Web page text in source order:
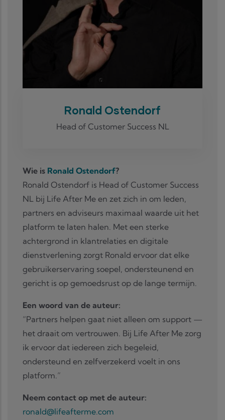
Ronald Ostendorf
Head of Customer Success NL
Wie is Ronald Ostendorf?
Ronald Ostendorf is Head of Customer Success
NL bij Life After Me en zet zich in om leden,
partners en adviseurs maximaal waarde uit het
platform te laten halen. Met een sterke
achtergrond in klantrelaties en digitale
dienstverlening zorgt Ronald ervoor dat elke
gebruikerservaring soepel, ondersteunend en
gericht is op gemoedsrust op de lange termijn.
Een woord van de auteur:
“Partners helpen gaat niet alleen om support —
het draait om vertrouwen. Bij Life After Me zorg
ik ervoor dat iedereen zich begeleid,
ondersteund en zelfverzekerd voelt in ons
platform.”
Neem contact op met de auteur:
ronald@lifeafterme.com